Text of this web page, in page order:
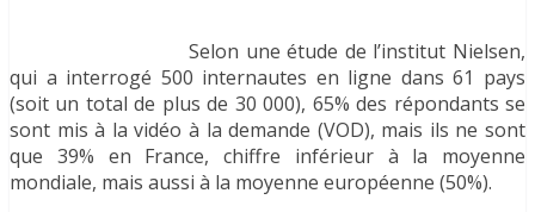
Selon une étude de l’institut Nielsen,
qui a interrogé 500 internautes en ligne dans 61 pays
(soit un total de plus de 30 000), 65% des répondants se
sont mis à la vidéo à la demande (VOD), mais ils ne sont
que 39% en France, chiffre inférieur à la moyenne
mondiale, mais aussi à la moyenne européenne (50%).